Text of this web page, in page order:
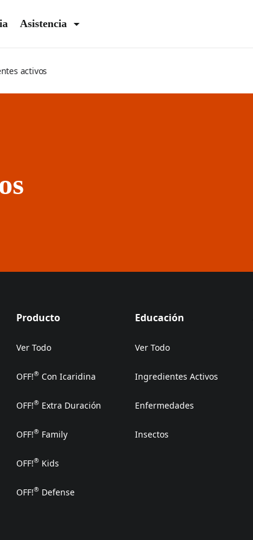
Asistencia
activos
Producto
Ver Todo
OFF!®Con Icaridina
OFF!®Extra Duración
OFF!®Family
OFF!®Kids
OFF!®Defense
Educación
Ver Todo
Ingredientes Activos
Enfermedades
Insectos